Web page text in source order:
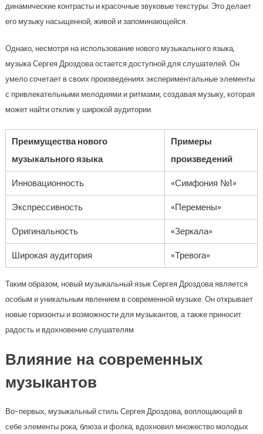
динамические контрасты и красочные звуковые текстуры. Это делает
его музыку насыщенной, живой и запоминающейся.
Однако, несмотря на использование нового музыкального языка,
музыка Сергея Дроздова остается доступной для слушателей. Он
умело сочетает в своих произведениях экспериментальные элементы
с привлекательными мелодиями и ритмами, создавая музыку, которая
может найти отклик у широкой аудитории.
Преимущества нового
музыкального языка
Примеры
произведений
Инновационность
«Симфония №1»
Экспрессивность
«Перемены»
Оригинальность
«Зеркала»
Широкая аудитория
«Тревога»
Таким образом, новый музыкальный язык Сергея Дроздова является
особым и уникальным явлением в современной музыке. Он открывает
новые горизонты и возможности для музыкантов, а также приносит
радость и вдохновение слушателям.
Влияние на современных
музыкантов
Во-первых, музыкальный стиль Сергея Дроздова, воплощающий в
себе элементы рока, блюза и фолка, вдохновил множество молодых